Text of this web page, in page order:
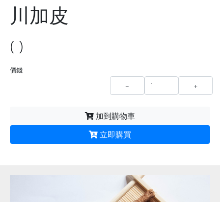
川加皮
( )
價錢
- +
加到購物車
立即購買